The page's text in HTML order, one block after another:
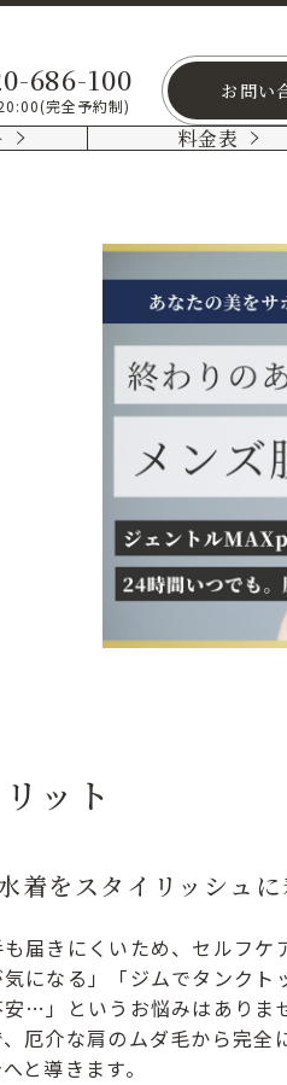
686-100
完全予約制)
お問い
料金表
ット
着をスタイリッシュ
届きにくいため、セルフ
になる」「ジムでタンクト
…」というお悩みはありま
厄介な肩のムダ毛から完
と導きます。